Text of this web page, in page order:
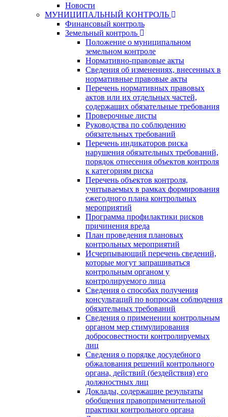
Новости
МУНИЦИПАЛЬНЫЙ КОНТРОЛЬ
Финансовый контроль
Земельный контроль
Положение о муниципальном
земельном контроле
Нормативно-правовые акты
Сведения об изменениях, внесенных в
нормативные правовые акты
Перечень нормативных правовых
актов или их отдельных частей,
содержащих обязательные требования
Проверочные листы
Руководства по соблюдению
обязательных требований
Перечень индикаторов риска
нарушения обязательных требований,
порядок отнесения объектов контроля
к категориям риска
Перечень объектов контроля,
учитываемых в рамках формирования
ежегодного плана контрольных
мероприятий
Программа профилактики рисков
причинения вреда
План проведения плановых
контрольных мероприятий
Исчерпывающий перечень сведений,
которые могут запрашиваться
контрольным органом у
контролируемого лица
Сведения о способах получения
консультаций по вопросам соблюдения
обязательных требований
Сведения о применении контрольным
органом мер стимулирования
добросовестности контролируемых
лиц
Сведения о порядке досудебного
обжалования решений контрольного
органа, действий (бездействия) его
должностных лиц
Доклады, содержащие результаты
обобщения правоприменительной
практики контрольного органа